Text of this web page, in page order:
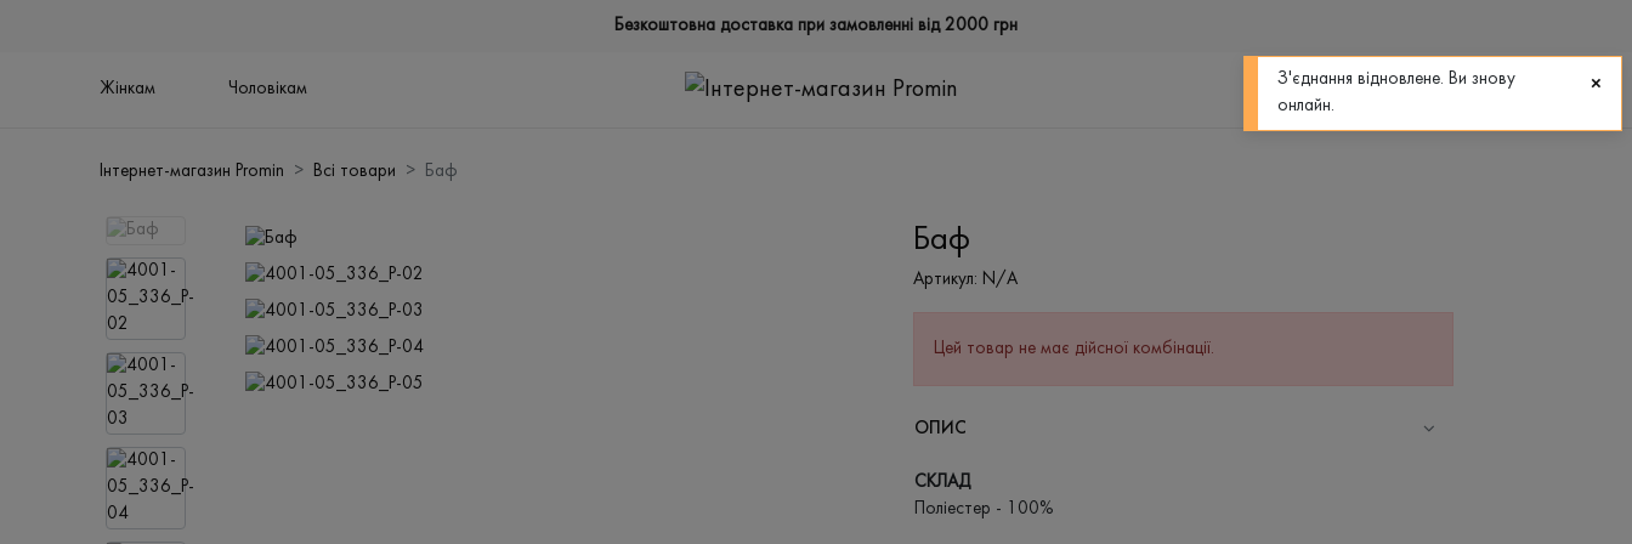
Безкоштовна доставка при замовленні від 2000 грн
Жінкам Чоловікам
0
Інтернет-магазин Promin Всі товари Баф
Баф
Артикул: N/A
Цей товар не має дійсної комбінації.
ОПИС
СКЛАД
Поліестер - 100%
З'єднання відновлене. Ви знову
онлайн.